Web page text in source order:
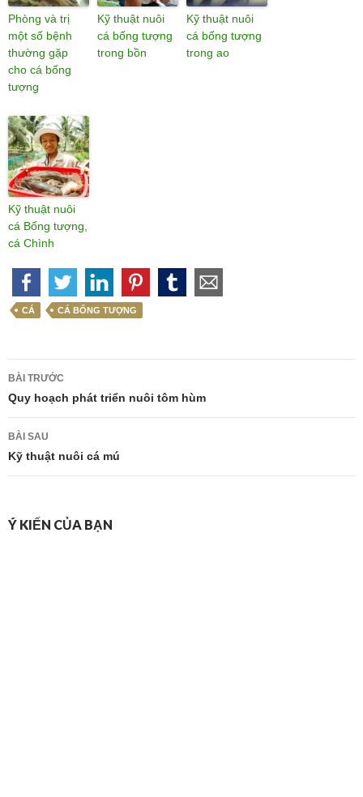
Phòng và trị
một số bệnh
thường gặp
cho cá bống
tượng
Kỹ thuật nuôi
cá bống tượng
trong bồn
Kỹ thuật nuôi
cá bống tượng
trong ao
Kỹ thuật nuôi
cá Bống tượng,
cá Chình
CÁ CÁ BỐNG TƯỢNG
Điều
hướng
bài
viết
BÀI TRƯỚC
Quy hoạch phát triển nuôi tôm hùm
BÀI SAU
Kỹ thuật nuôi cá mú
Ý KIẾN CỦA BẠN